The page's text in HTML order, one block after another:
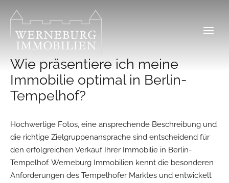
Inhalt
springen
Wie präsentiere ich meine
Immobilie optimal in Berlin-
Tempelhof?
Hochwertige Fotos, eine ansprechende Beschreibung und
die richtige Zielgruppenansprache sind entscheidend für
den erfolgreichen Verkauf Ihrer Immobilie in Berlin-
Tempelhof. Werneburg Immobilien kennt die besonderen
Anforderungen des Tempelhofer Marktes und entwickelt